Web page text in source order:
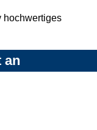
hochwertiges
an